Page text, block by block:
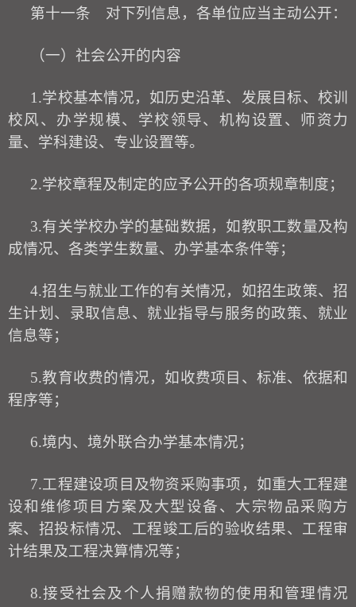
第十一条 对下列信息，各单位应当主动公开：
（一）社会公开的内容
1.学校基本情况，如历史沿革、发展目标、校训
校风、办学规模、 学校领导、机构设置、 师资力
量、学科建设、专业设置等。
2.学校章程及制定的应予公开的各项规章制度；
3.有关学校办学的基础数据，如教职工数量及构
成情况、各类学生数量、办学基本条件等；
4.招生与就业工作的有关情况，如招生政策、招
生计划、录取信息、就业指导与服务的政策、就业
信息等；
5.教育收费的情况，如收费项目、标准、依据和
程序等；
6.境内、境外联合办学基本情况；
7.工程建设项目及物资采购事项，如重大工程建
设和维修项目方案及大型设备、大宗物品采购方
案、招投标情况、工程竣工后的验收结果、工程审
计结果及工程决算情况等；
8.接受社会及个人捐赠款物的使用和管理情况